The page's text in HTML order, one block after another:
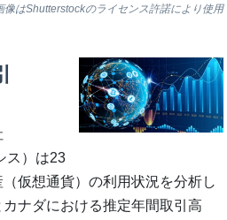
像はShutterstockのライセンス許諾により使用
ス）は23
仮想通貨）の利用状況を分析し
ナダにおける推定年間取引高